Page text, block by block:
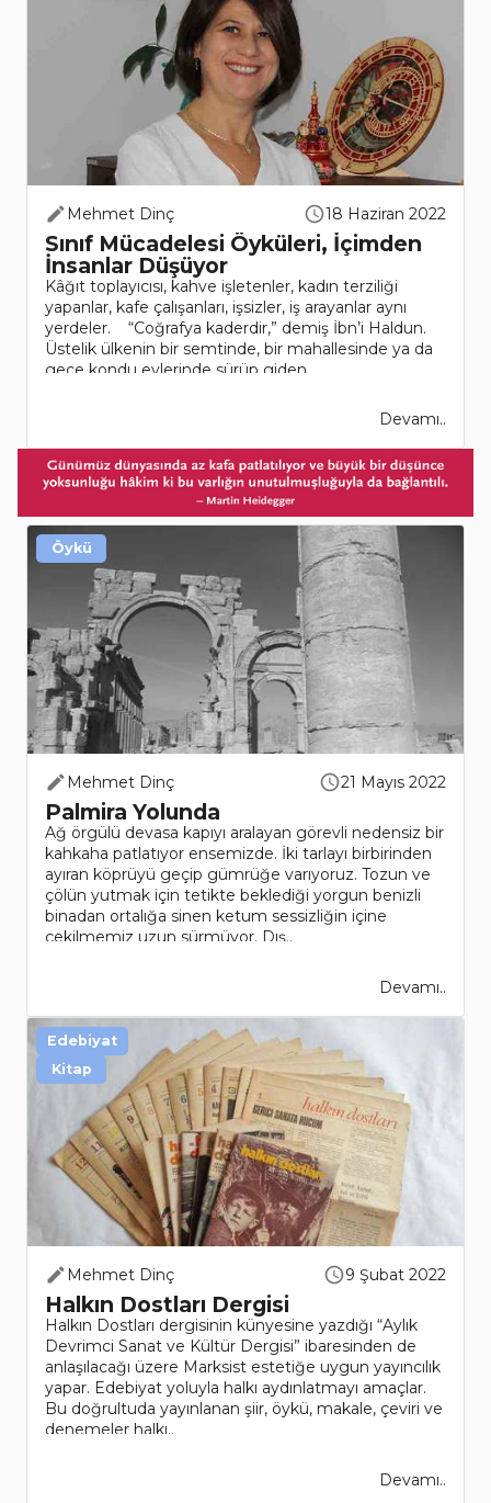
Mehmet Dinç 18 Haziran 2022
Sınıf Mücadelesi Öyküleri, İçimden
İnsanlar Düşüyor
Kâğıt toplayıcısı, kahve işletenler, kadın terziliği
yapanlar, kafe çalışanları, işsizler, iş arayanlar aynı
yerdeler. “Coğrafya kaderdir,” demiş İbn’i Haldun.
Üstelik ülkenin bir semtinde, bir mahallesinde ya da
gece kondu evlerinde sürüp giden ..
Devamı..
Mehmet Dinç 21 Mayıs 2022
Palmira Yolunda
Ağ örgülü devasa kapıyı aralayan görevli nedensiz bir
kahkaha patlatıyor ensemizde. İki tarlayı birbirinden
ayıran köprüyü geçip gümrüğe varıyoruz. Tozun ve
çölün yutmak için tetikte beklediği yorgun benizli
binadan ortalığa sinen ketum sessizliğin içine
çekilmemiz uzun sürmüyor. Dış..
Devamı..
Öykü
Mehmet Dinç 9 Şubat 2022
Halkın Dostları Dergisi
Halkın Dostları dergisinin künyesine yazdığı “Aylık
Devrimci Sanat ve Kültür Dergisi” ibaresinden de
anlaşılacağı üzere Marksist estetiğe uygun yayıncılık
yapar. Edebiyat yoluyla halkı aydınlatmayı amaçlar.
Bu doğrultuda yayınlanan şiir, öykü, makale, çeviri ve
denemeler halkı..
Devamı..
Edebiyat
Kitap